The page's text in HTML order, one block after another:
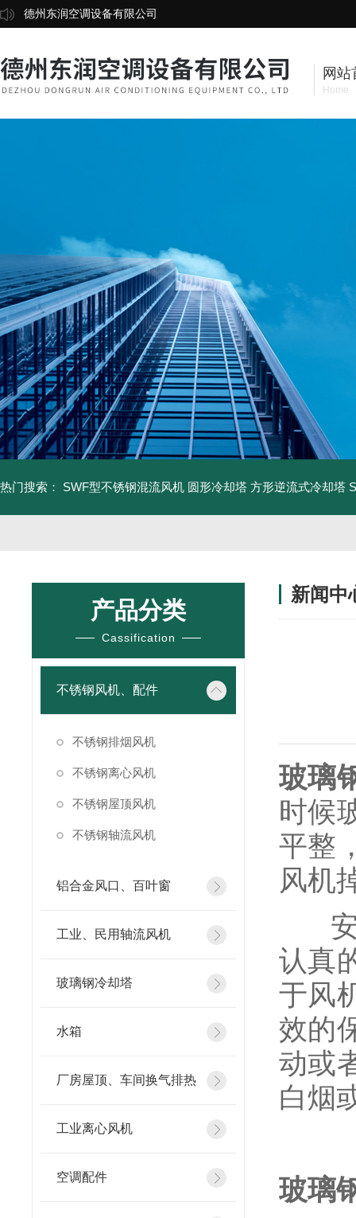
德州东润空调设备有限公司
网站
Home
热门搜索： SWF型不锈钢混流风机 圆形冷却塔 方形逆流式冷却塔
产品分类
Cassification
不锈钢风机、配件
不锈钢排烟风机
不锈钢离心风机
不锈钢屋顶风机
不锈钢轴流风机
铝合金风口、百叶窗
工业、民用轴流风机
玻璃钢冷却塔
水箱
厂房屋顶、车间换气排热
工业离心风机
空调配件
新闻中
玻璃
时候
平整
风机
安
认真
于风
效的
动或
白烟
玻璃